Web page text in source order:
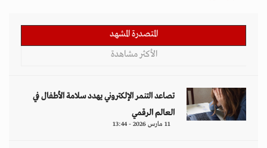
المتصدرة المشهد
الأكثر مشاهدة
تصاعد التنمر الإلكتروني يهدد سلامة الأطفال في
العالم الرقمي
11 مارس 2026 - 13:44